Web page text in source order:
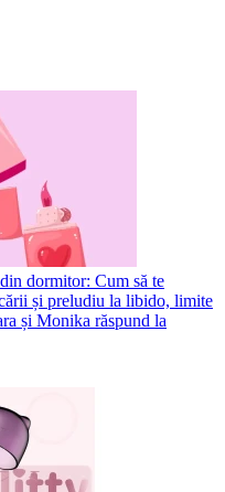
dormitor: Cum să te
și preludiu la libido, limite
și Monika răspund la